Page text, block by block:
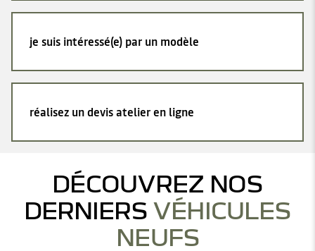
je suis intéressé(e) par un modèle
réalisez un devis atelier en ligne
DÉCOUVREZ NOS
DERNIERS VÉHICULES
NEUFS